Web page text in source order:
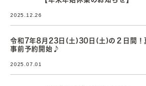
2025.12.26
令和7年8月23日(土)30日(土)の２日間！
事前予約開始♪
2025.07.01